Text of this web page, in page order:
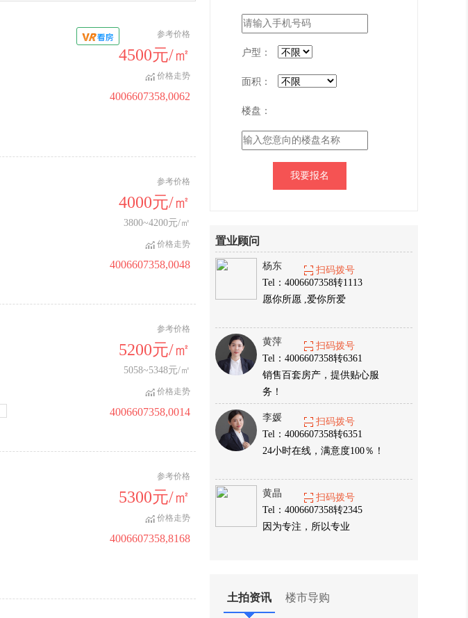
参考价格
4500元/㎡
价格走势
4006607358,0062
参考价格
4000元/㎡
3800~4200元/㎡
价格走势
4006607358,0048
参考价格
5200元/㎡
5058~5348元/㎡
价格走势
4006607358,0014
参考价格
5300元/㎡
价格走势
4006607358,8168
户型：
面积：
楼盘：
置业顾问
杨东
Tel：4006607358转1113
愿你所愿 ,爱你所爱
扫码拨号
黄萍
Tel：4006607358转6361
销售百套房产，提供贴心服
务！
扫码拨号
李媛
Tel：4006607358转6351
24小时在线，满意度100％！
扫码拨号
黄晶
Tel：4006607358转2345
因为专注，所以专业
扫码拨号
土拍资讯 楼市导购